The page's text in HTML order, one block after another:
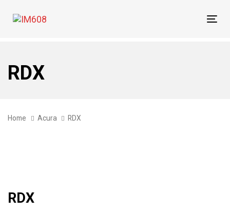
links
to
RDX
Home Acura RDX
RDX